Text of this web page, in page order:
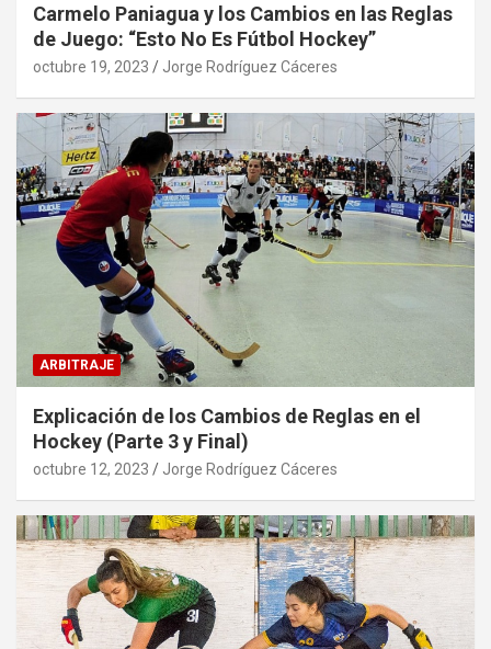
Carmelo Paniagua y los Cambios en las Reglas
de Juego: “Esto No Es Fútbol Hockey”
octubre 19, 2023 Jorge Rodríguez Cáceres
ARBITRAJE
Explicación de los Cambios de Reglas en el
Hockey (Parte 3 y Final)
octubre 12, 2023 Jorge Rodríguez Cáceres